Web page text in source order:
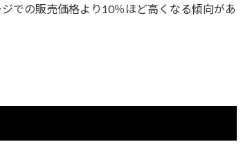
での販売価格より10％ほど高くなる傾向があ